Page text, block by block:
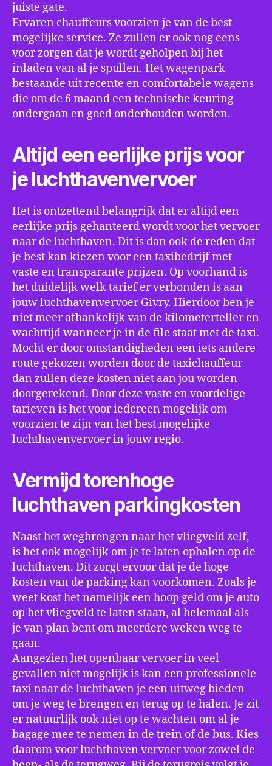
juiste gate.
Ervaren chauffeurs voorzien je van de best
mogelijke service. Ze zullen er ook nog eens
voor zorgen dat je wordt geholpen bij het
inladen van al je spullen. Het wagenpark
bestaande uit recente en comfortabele wagens
die om de 6 maand een technische keuring
ondergaan en goed onderhouden worden.
Altijd een eerlijke prijs voor
je luchthavenvervoer
Het is ontzettend belangrijk dat er altijd een
eerlijke prijs gehanteerd wordt voor het vervoer
naar de luchthaven. Dit is dan ook de reden dat
je best kan kiezen voor een taxibedrijf met
vaste en transparante prijzen. Op voorhand is
het duidelijk welk tarief er verbonden is aan
jouw luchthavenvervoer Givry. Hierdoor ben je
niet meer afhankelijk van de kilometerteller en
wachttijd wanneer je in de file staat met de taxi.
Mocht er door omstandigheden een iets andere
route gekozen worden door de taxichauffeur
dan zullen deze kosten niet aan jou worden
doorgerekend. Door deze vaste en voordelige
tarieven is het voor iedereen mogelijk om
voorzien te zijn van het best mogelijke
luchthavenvervoer in jouw regio.
Vermijd torenhoge
luchthaven parkingkosten
Naast het wegbrengen naar het vliegveld zelf,
is het ook mogelijk om je te laten ophalen op de
luchthaven. Dit zorgt ervoor dat je de hoge
kosten van de parking kan voorkomen. Zoals je
weet kost het namelijk een hoop geld om je auto
op het vliegveld te laten staan, al helemaal als
je van plan bent om meerdere weken weg te
gaan.
Aangezien het openbaar vervoer in veel
gevallen niet mogelijk is kan een professionele
taxi naar de luchthaven je een uitweg bieden
om je weg te brengen en terug op te halen. Je zit
er natuurlijk ook niet op te wachten om al je
bagage mee te nemen in de trein of de bus. Kies
daarom voor luchthaven vervoer voor zowel de